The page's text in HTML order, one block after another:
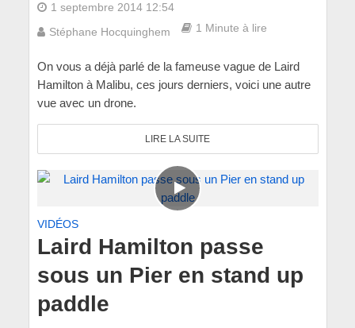
1 septembre 2014 12:54
Stéphane Hocquinghem
1 Minute à lire
On vous a déjà parlé de la fameuse vague de Laird
Hamilton à Malibu, ces jours derniers, voici une autre
vue avec un drone.
LIRE LA SUITE
VIDÉOS
Laird Hamilton passe
sous un Pier en stand up
paddle